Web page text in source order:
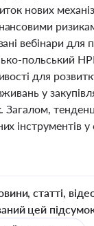
нових
вебінари для
для
у
інструментів у
статті,
цей